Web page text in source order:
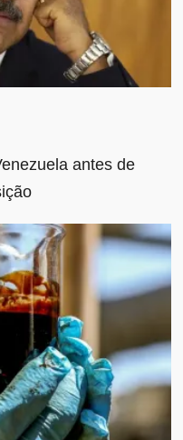
antes de